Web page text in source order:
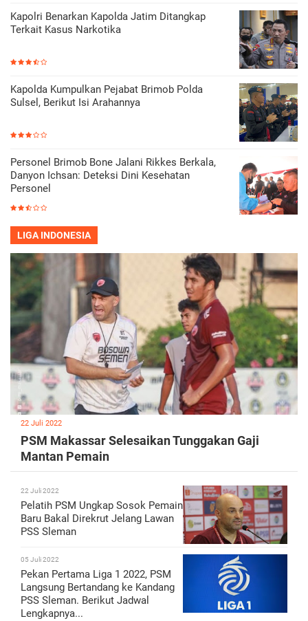
Kapolri Benarkan Kapolda Jatim Ditangkap
Terkait Kasus Narkotika
Kapolda Kumpulkan Pejabat Brimob Polda
Sulsel, Berikut Isi Arahannya
Personel Brimob Bone Jalani Rikkes Berkala,
Danyon Ichsan: Deteksi Dini Kesehatan
Personel
LIGA INDONESIA
22 Juli 2022
PSM Makassar Selesaikan Tunggakan Gaji
Mantan Pemain
22 Juli 2022
Pelatih PSM Ungkap Sosok Pemain
Baru Bakal Direkrut Jelang Lawan
PSS Sleman
05 Juli 2022
Pekan Pertama Liga 1 2022, PSM
Langsung Bertandang ke Kandang
PSS Sleman. Berikut Jadwal
Lengkapnya...